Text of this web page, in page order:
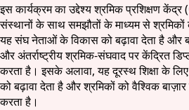
इस कार्यक्रम का उद्देश्य श्रमिक प्रशिक्षण
संस्थानों के साथ समझौतों के माध्यम से श्रमिकों
यह संघ नेताओं के विकास को बढ़ावा देता है और
और अंतर्राष्ट्रीय श्रमिक-संघवाद पर केंद्रित
करता है। इसके अलावा, यह दूरस्थ शिक्षा के
को बढ़ावा देता है और श्रमिकों को वैश्विक
करता है।